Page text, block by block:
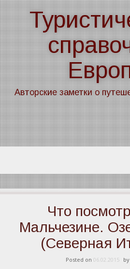
Skip
to
content
Авторские заметки о
Что
Мальчезине.
(Северная
Posted on 06.02.2015 by